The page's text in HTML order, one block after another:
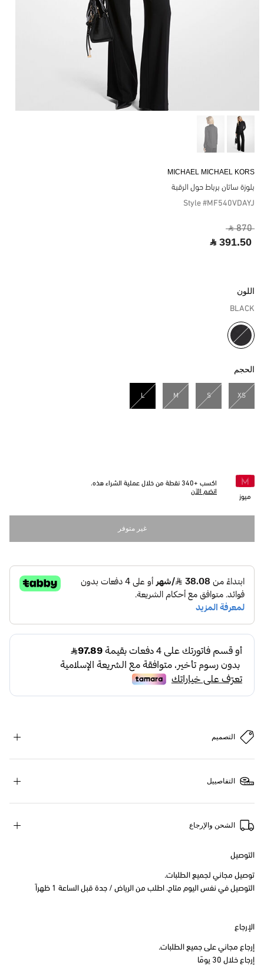
MICHAEL MICHAEL KORS
بلوزة ساتان برباط حول الرقبة
Style #MF540VDAYJ
‎ ⃁ 870 ‎
‎ ⃁ 391.50 ‎
اللون
BLACK
مختار
الحجم
XS
S
M
L
مختار
ميوز
اكسب +340 نقطة من خلال عملية الشراء هذه.
انضم الآن
غير متوفر
التصميم
التفاصييل
الشحن والإرجاع
التوصيل
توصيل مجاني لجميع الطلبات.
التوصيل في نفس اليوم متاح. اطلب من الرياض / جدة قبل الساعة 1 ظهراً
الإرجاع
إرجاع مجاني على جميع الطلبات.
إرجاع خلال 30 يومًا